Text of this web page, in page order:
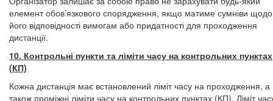
елемент обов’язкового спорядження, якщо матиме сумніви щодо
його відповідності вимогам або придатності для проходження
дистанції.
10. Контрольні пункти та ліміти часу на контрольних пунктах
(КП)
Кожна дистанція має встановлений ліміт часу на проходження, а
також проміжні ліміти часу на контрольних пунктах (КП). Ліміт